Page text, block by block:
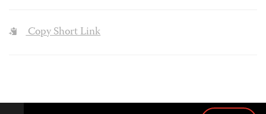
Copy Short Link